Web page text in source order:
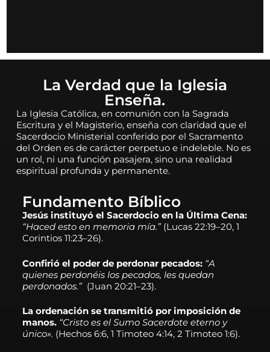
La Verdad que la Iglesia
Enseña.
La Iglesia Católica, en comunión con la Sagrada
Escritura y el Magisterio, enseña con claridad que el
Sacerdocio Ministerial conferido por el Sacramento
del Orden es de carácter perpetuo e indeleble. No es
un rol, ni una función pasajera, sino una realidad
espiritual profunda y permanente.
Fundamento Bíblico
Jesús instituyó el Sacerdocio en la Última Cena:
“Haced esto en memoria mía.” (Lucas 22:19–20, 1
Corintios 11:23–26).
Confirió el poder de perdonar pecados: “A
quienes perdonéis los pecados, les quedan
perdonados.” (Juan 20:21–23).
La ordenación se transmitió por imposición de
manos. “Cristo es el Sumo Sacerdote eterno y
único». (Hechos 6:6, 1 Timoteo 4:14, 2 Timoteo 1:6).